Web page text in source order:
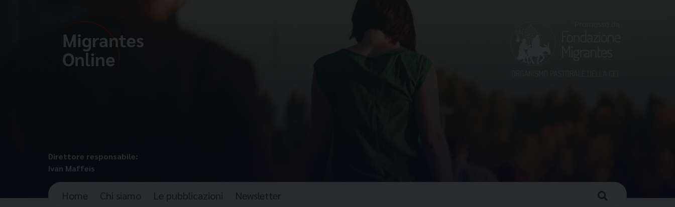
Direttore responsabile:
Ivan Maffeis
Home Chi siamo Le pubblicazioni Newsletter